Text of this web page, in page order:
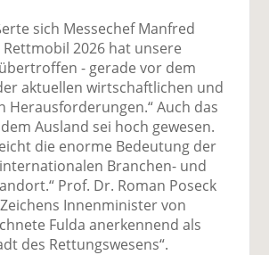
o
o
k
te
il
e
n
di
n
te
il
e
n
d
e
n
sich Messechef Manfred
Rettmobil 2026 hat unsere
- gerade vor dem
aktuellen wirtschaftlichen und
Herausforderungen.“ Auch das
Ausland sei hoch gewesen.
die enorme Bedeutung der
Branchen- und
Prof. Dr. Roman Poseck
Innenminister von
Fulda anerkennend als
des Rettungswesens“.